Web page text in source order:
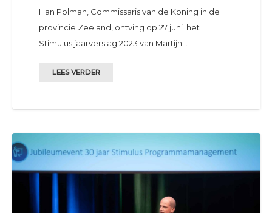
Han Polman, Commissaris van de Koning in de
provincie Zeeland, ontving op 27 juni het
Stimulus jaarverslag 2023 van Martijn…
LEES VERDER